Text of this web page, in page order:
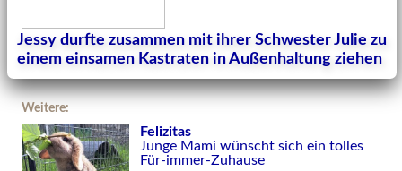
Jessy durfte zusammen mit ihrer Schwester Julie zu
einem einsamen Kastraten in Außenhaltung ziehen
Weitere:
Felizitas
Junge Mami wünscht sich ein tolles
Für-immer-Zuhause